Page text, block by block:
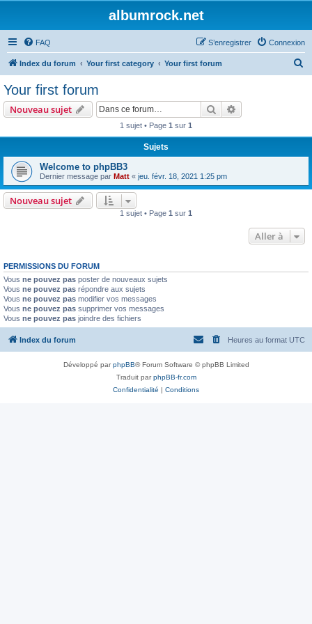
albumrock.net
FAQ Connexion
S’enregistrer
Index du forum Your first category Your first forum
Your first forum
Nouveau sujet Rechercher
1 sujet • Page 1 sur 1
Sujets
Welcome to phpBB3
Dernier message par Matt « jeu. févr. 18, 2021 1:25 pm
Nouveau sujet
1 sujet • Page 1 sur 1
Aller à
PERMISSIONS DU FORUM
Vous ne pouvez pas poster de nouveaux sujets
Vous ne pouvez pas répondre aux sujets
Vous ne pouvez pas modifier vos messages
Vous ne pouvez pas supprimer vos messages
Vous ne pouvez pas joindre des fichiers
Index du forum Heures au format UTC
Développé parphpBB® Forum Software © phpBB Limited
Traduit parphpBB-fr.com
Confidentialité | Conditions